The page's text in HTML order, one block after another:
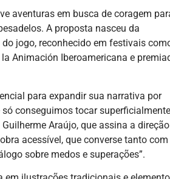
aventuras em busca de coragem
A proposta nasceu da
jogo, reconhecido em festivais
Animación Iberoamericana e
para expandir sua narrativa por
conseguimos tocar
Araújo, que assina a
acessível, que converse tanto com
sobre medos e superações”.